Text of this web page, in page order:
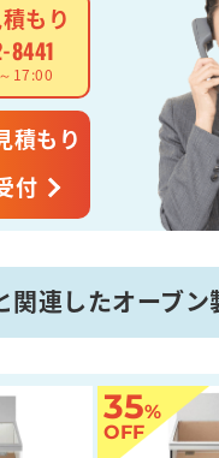
もり
8441
17:00
積もり
付
連したオーブン
35%
OFF